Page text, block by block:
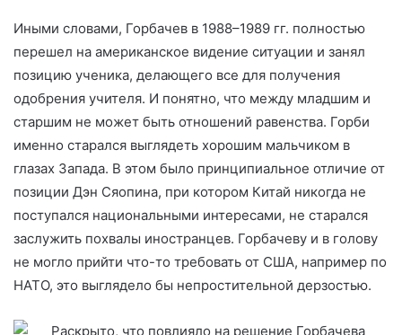
Иными словами, Горбачев в 1988–1989 гг. полностью
перешел на американское видение ситуации и занял
позицию ученика, делающего все для получения
одобрения учителя. И понятно, что между младшим и
старшим не может быть отношений равенства. Горби
именно старался выглядеть хорошим мальчиком в
глазах Запада. В этом было принципиальное отличие от
позиции Дэн Сяопина, при котором Китай никогда не
поступался национальными интересами, не старался
заслужить похвалы иностранцев. Горбачеву и в голову
не могло прийти что-то требовать от США, например по
НАТО, это выглядело бы непростительной дерзостью.